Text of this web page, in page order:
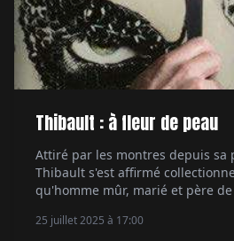
Thibault : à fleur de peau
Attiré par les montres depuis sa
Thibault s'est affirmé
qu'homme mûr, marié et père
rattrape en faisant preuve de
25 juillet 2025 à 17:00